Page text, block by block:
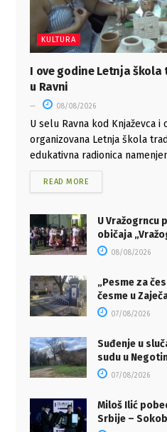
KULTURA
I ove godine Letnja
u Ravni
08/08/2026
U selu Ravna kod Knjaževca i
organizovana Letnja škola
edukativna radionica
READ MORE
U Vražogrncu
običaja
08/08/2026
„Pesme za
česme u
07/08/2026
Suđenje u
sudu u
07/08/2026
Miloš Ilić
Srbije –